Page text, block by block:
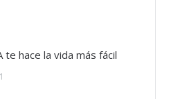
te hace la vida más fácil